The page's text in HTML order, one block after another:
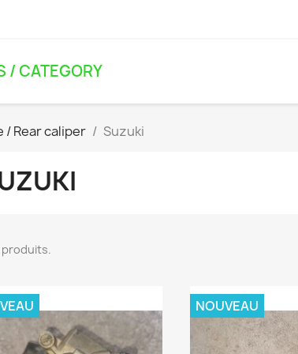
/ CATEGORY
Rear caliper Suzuki
produits.
NOUVEAU